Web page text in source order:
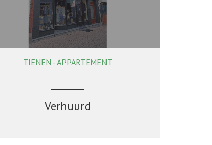
139 m²
TIENEN - APPARTEMENT
Verhuurd